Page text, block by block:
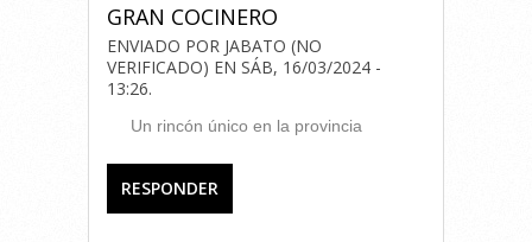
GRAN COCINERO
ENVIADO POR JABATO (NO
VERIFICADO) EN SÁB, 16/03/2024 -
13:26.
Un rincón único en la provincia
RESPONDER